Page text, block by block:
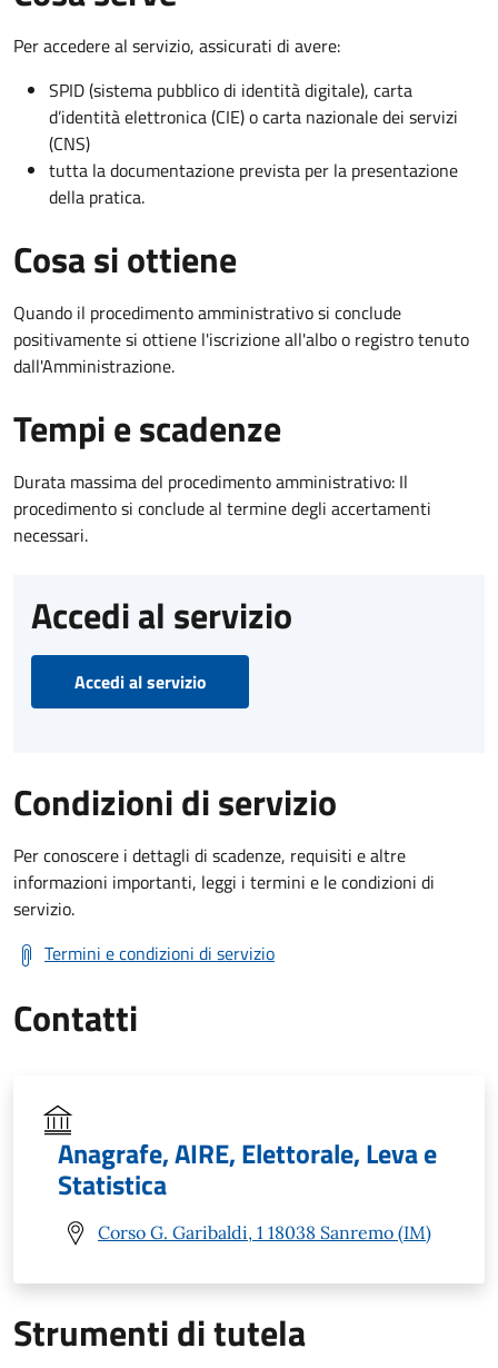
Per accedere al servizio, assicurati di avere:
SPID (sistema pubblico di identità digitale), carta
d’identità elettronica (CIE) o carta nazionale dei servizi
(CNS)
tutta la documentazione prevista per la presentazione
della pratica.
Cosa si ottiene
Quando il procedimento amministrativo si conclude
positivamente si ottiene l'iscrizione all'albo o registro tenuto
dall'Amministrazione.
Tempi e scadenze
Durata massima del procedimento amministrativo: Il
procedimento si conclude al termine degli accertamenti
necessari.
Accedi al servizio
Accedi al servizio
Condizioni di servizio
Per conoscere i dettagli di scadenze, requisiti e altre
informazioni importanti, leggi i termini e le condizioni di
servizio.
Termini e condizioni di servizio
Contatti
Anagrafe, AIRE, Elettorale, Leva e
Statistica
Corso G. Garibaldi, 1 18038 Sanremo (IM)
Strumenti di tutela